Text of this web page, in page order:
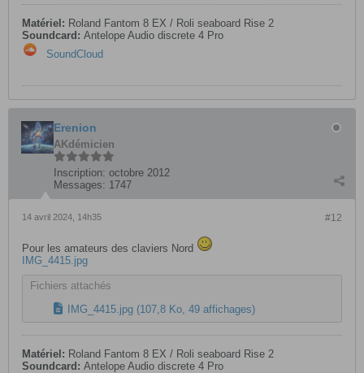
Matériel: Roland Fantom 8 EX / Roli seaboard Rise 2
Soundcard: Antelope Audio discrete 4 Pro
SoundCloud
Erenion
AKdémicien
Inscription: octobre 2012
Messages: 1747
#12
14 avril 2024, 14h35
Pour les amateurs des claviers Nord
IMG_4415.jpg
Fichiers attachés
IMG_4415.jpg (107,8 Ko, 49 affichages)
Matériel: Roland Fantom 8 EX / Roli seaboard Rise 2
Soundcard: Antelope Audio discrete 4 Pro